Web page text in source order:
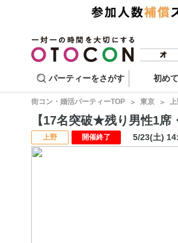
パーティーをさがす 初め
街コン・婚活パーティーTOP 東京
【17名突破★残り男性1
上野 開催終了 5/23(土)